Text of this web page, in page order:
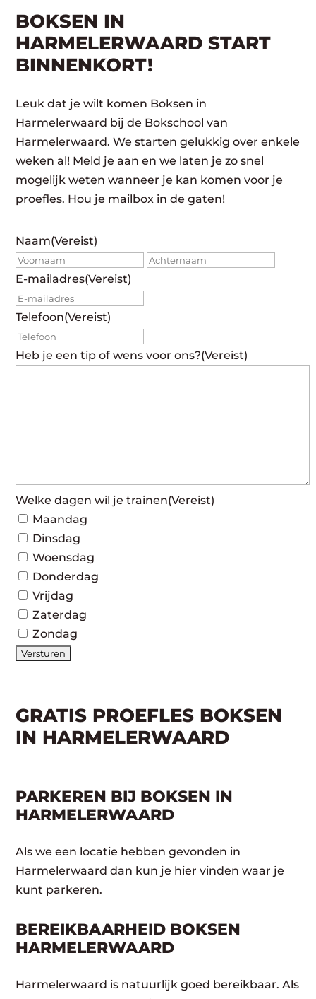
BOKSEN IN
HARMELERWAARD START
BINNENKORT!
Leuk dat je wilt komen Boksen in
Harmelerwaard bij de Bokschool van
Harmelerwaard. We starten gelukkig over enkele
weken al! Meld je aan en we laten je zo snel
mogelijk weten wanneer je kan komen voor je
proefles. Hou je mailbox in de gaten!
Naam(Vereist)
Voornaam
E-mailadres(Vereist)
Telefoon(Vereist)
Heb je een tip of wens voor ons?(Vereist)
Welke dagen wil je trainen(Vereist)
Maandag
Dinsdag
Woensdag
Donderdag
Vrijdag
Zaterdag
Zondag
GRATIS PROEFLES BOKSEN
IN HARMELERWAARD
PARKEREN BIJ BOKSEN IN
HARMELERWAARD
Als we een locatie hebben gevonden in
Harmelerwaard dan kun je hier vinden waar je
kunt parkeren.
BEREIKBAARHEID BOKSEN
HARMELERWAARD
Harmelerwaard is natuurlijk goed bereikbaar. Als